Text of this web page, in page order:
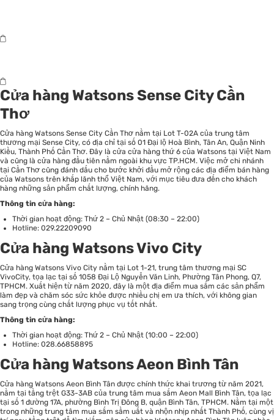
Cửa hàng Watsons Sense City Cần
Thơ
Cửa hàng Watsons Sense City Cần Thơ nằm tại Lot T-02A của trung tâm
thương mại Sense City, có địa chỉ tại số 01 Đại lộ Hoà Bình, Tân An, Quận Ninh
Kiều, Thành Phố Cần Thơ. Đây là cửa cửa hàng thứ 6 của Watsons tại Việt Nam
và cũng là cửa hàng đầu tiên nằm ngoài khu vực TP.HCM. Việc mở chi nhánh
tại Cần Thơ cũng đánh dấu cho bước khởi đầu mở rộng các địa điểm bán hàng
của Watsons trên khắp lãnh thổ Việt Nam, với mục tiêu đưa đến cho khách
hàng những sản phẩm chất lượng, chính hãng.
Thông tin cửa hàng:
Thời gian hoạt động: Thứ 2 – Chủ Nhật (08:30 – 22:00)
Hotline: 029.22209090
Cửa hàng Watsons Vivo City
Cửa hàng Watsons Vivo City nằm tại Lot 1-21, trung tâm thương mại SC
VivoCity, tọa lạc tại số 1058 Đại Lộ Nguyễn Văn Linh, Phường Tân Phong, Q7,
TPHCM. Xuất hiện từ năm 2020, đây là một địa điểm mua sắm các sản phẩm
làm đẹp và chăm sóc sức khỏe được nhiều chị em ưa thích, với không gian
sang trọng cùng chất lượng phục vụ tốt nhất.
Thông tin cửa hàng:
Thời gian hoạt động: Thứ 2 – Chủ Nhật (10:00 – 22:00)
Hotline: 028.66858895
Cửa hàng Watsons Aeon Bình Tân
Cửa hàng Watsons Aeon Bình Tân được chính thức khai trương từ năm 2021,
nằm tại tầng trệt G33-3AB của trung tâm mua sắm Aeon Mall Bình Tân, tọa lạc
tại số 1 đường 17A, phường Bình Trị Đông B, quận Bình Tân, TPHCM. Nằm tại một
trong những trung tâm mua sắm sầm uất và nhộn nhịp nhất Thành Phố, cùng vị